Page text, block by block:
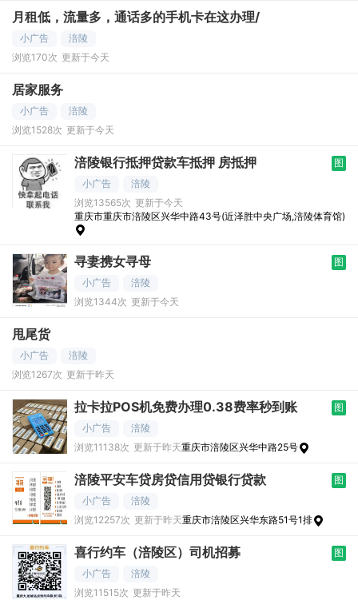
月租低，流量多，通话多的手机卡在这办理/
小广告
涪陵
浏览170次 更新于今天
居家服务
小广告
涪陵
浏览1528次 更新于今天
涪陵银行抵押贷款车抵押 房抵押
图
小广告
涪陵
浏览13565次 更新于今天
重庆市重庆市涪陵区兴华中路43号(近泽胜中央广场,涪陵体育馆)
寻妻携女寻母
图
小广告
涪陵
浏览1344次 更新于今天
甩尾货
小广告
涪陵
浏览1267次 更新于昨天
拉卡拉POS机免费办理0.38费率秒到账
图
小广告
涪陵
浏览11138次 更新于昨天重庆市涪陵区兴华中路25号
涪陵平安车贷房贷信用贷银行贷款
图
小广告
涪陵
浏览12257次 更新于昨天重庆市涪陵区兴华东路51号1排
喜行约车（涪陵区）司机招募
图
小广告
涪陵
浏览11515次 更新于昨天